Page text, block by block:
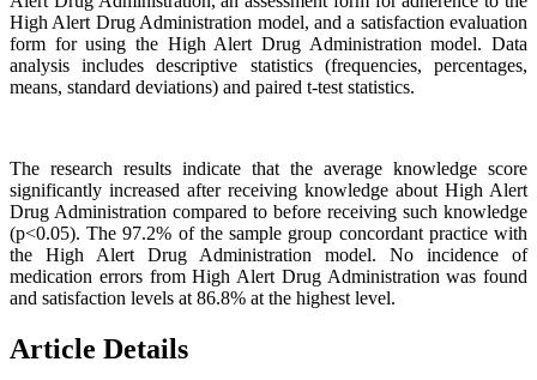
High Alert Drug Administration model, and a satisfaction evaluation
form for using the High Alert Drug Administration model. Data
analysis includes descriptive statistics (frequencies, percentages,
means, standard deviations) and paired t-test statistics.
The research results indicate that the average knowledge score
significantly increased after receiving knowledge about High Alert
Drug Administration compared to before receiving such knowledge
(p<0.05). The 97.2% of the sample group concordant practice with
the High Alert Drug Administration model. No incidence of
medication errors from High Alert Drug Administration was found
and satisfaction levels at 86.8% at the highest level.
Article Details